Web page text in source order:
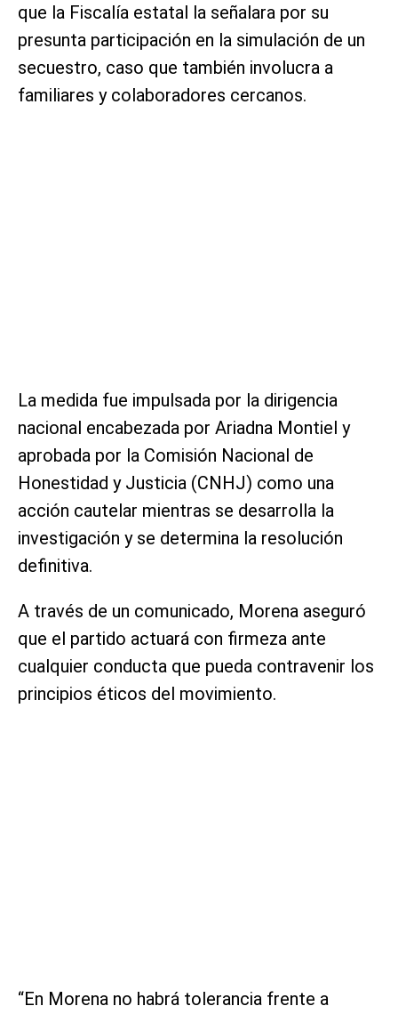
que la Fiscalía estatal la señalara por su
presunta participación en la simulación de un
secuestro, caso que también involucra a
familiares y colaboradores cercanos.
La medida fue impulsada por la dirigencia
nacional encabezada por Ariadna Montiel y
aprobada por la Comisión Nacional de
Honestidad y Justicia (CNHJ) como una
acción cautelar mientras se desarrolla la
investigación y se determina la resolución
definitiva.
A través de un comunicado, Morena aseguró
que el partido actuará con firmeza ante
cualquier conducta que pueda contravenir los
principios éticos del movimiento.
“En Morena no habrá tolerancia frente a